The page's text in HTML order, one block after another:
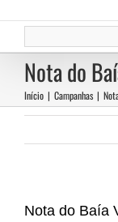
Nota do
Início | Campanhas |
Nota do Baía